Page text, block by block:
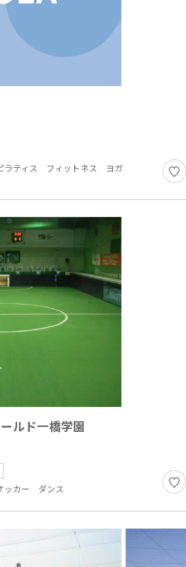
ラティス フィットネス
ヨガ
ルド一橋学園
ッカー ダンス